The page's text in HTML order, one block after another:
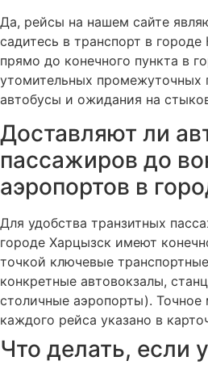
Да, рейсы на нашем сайте
садитесь в транспорт в
прямо до конечного пункта в
утомительных промежуточных
автобусы и ожидания на
Доставляют ли
пассажиров до
аэропортов в
Для удобства транзитных
городе Харцызск имеют
точкой ключевые
конкретные автовокзалы,
столичные аэропорты).
каждого рейса указано в
Что делать, если